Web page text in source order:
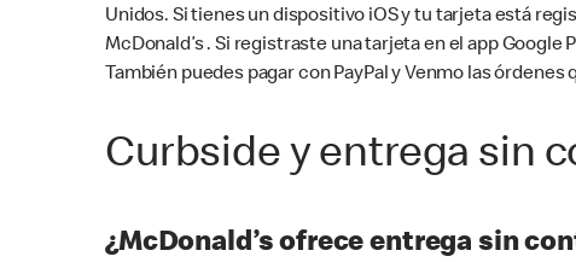
Unidos. Si tienes un dispositivo iOS y tu tarjeta está
McDonald’s . Si registraste una tarjeta en el app
También puedes pagar con PayPal y Venmo las órdenes
Curbside y entrega sin
¿McDonald’s ofrece entrega sin